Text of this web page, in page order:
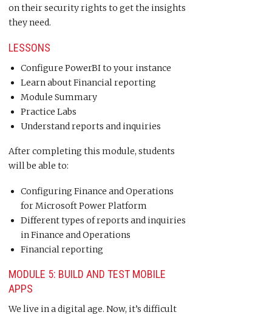
on their security rights to get the insights
they need.
LESSONS
Configure PowerBI to your instance
Learn about Financial reporting
Module Summary
Practice Labs
Understand reports and inquiries
After completing this module, students
will be able to:
Configuring Finance and Operations
for Microsoft Power Platform
Different types of reports and inquiries
in Finance and Operations
Financial reporting
MODULE 5: BUILD AND TEST MOBILE
APPS
We live in a digital age. Now, it’s difficult